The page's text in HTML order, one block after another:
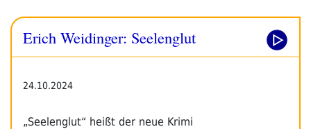
Erich Weidinger: Seelenglut
24.10.2024
„Seelenglut“ heißt der neue Krimi